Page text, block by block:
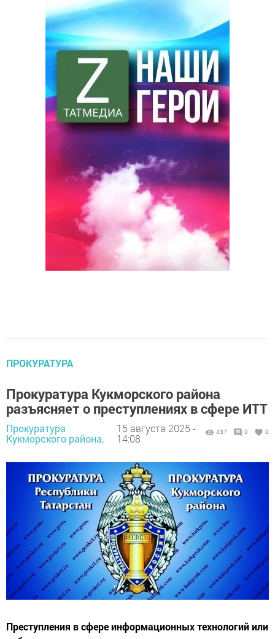
ПРОКУРАТУРА
Прокуратура Кукморского района
разъясняет о преступлениях в сфере ИТТ
Прокуратура
Кукморского района,
15 августа 2025 -
14:08
437 0 0
Преступления в сфере информационных технологий или